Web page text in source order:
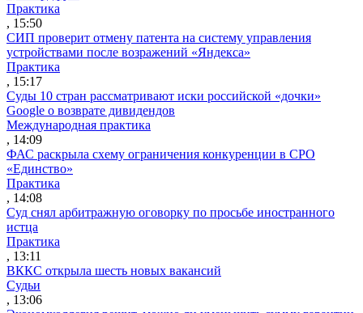
Практика
, 15:50
СИП проверит отмену патента на систему управления
устройствами после возражений «Яндекса»
Практика
, 15:17
Суды 10 стран рассматривают иски российской «дочки»
Google о возврате дивидендов
Международная практика
, 14:09
ФАС раскрыла схему ограничения конкуренции в СРО
«Единство»
Практика
, 14:08
Суд снял арбитражную оговорку по просьбе иностранного
истца
Практика
, 13:11
ВККС открыла шесть новых вакансий
Судьи
, 13:06